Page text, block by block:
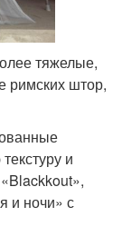
тяжелые,
римских штор,
и
и ночи» с